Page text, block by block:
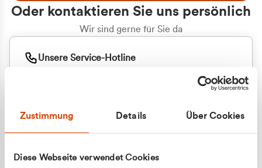
Zustimmung Details Über Cookies
Diese Webseite verwendet Cookies
Oder kontaktieren Sie uns persönlich
Wir sind gerne für Sie da
Unsere Service-Hotline
+49 177 8376058